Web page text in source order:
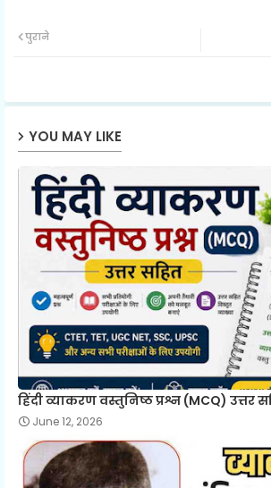
ap
पुराने
YOU MAY LIKE
हिंदी व्याकरण वस्तुनिष्ठ प्रश्न (MCQ) उत्तर
June 12, 2026